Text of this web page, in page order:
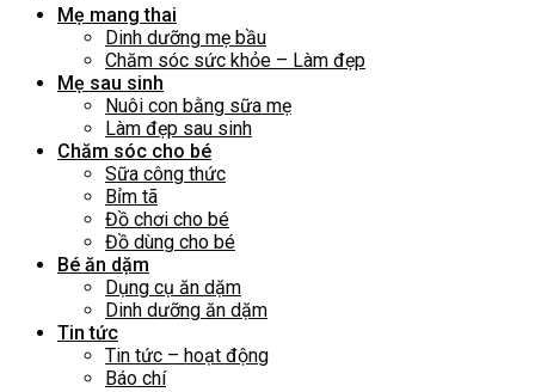
Mẹ mang thai
Dinh dưỡng mẹ bầu
Chăm sóc sức khỏe – Làm đẹp
Mẹ sau sinh
Nuôi con bằng sữa mẹ
Làm đẹp sau sinh
Chăm sóc cho bé
Sữa công thức
Bỉm tã
Đồ chơi cho bé
Đồ dùng cho bé
Bé ăn dặm
Dụng cụ ăn dặm
Dinh dưỡng ăn dặm
Tin tức
Tin tức – hoạt động
Báo chí